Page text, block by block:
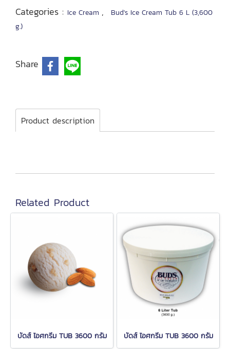
Categories : Ice Cream ,
Bud's Ice Cream Tub 6 L (3,600
g.)
Share
Product description
Related Product
บัดส์ ไอศกรีม TUB 3600 กรัม บัดส์ ไอศกรีม TUB 3600 กรัม